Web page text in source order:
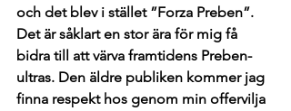
och det blev i stället ”Forza Preben”.
Det är såklart en stor ära för mig få
bidra till att värva framtidens Preben-
ultras. Den äldre publiken kommer jag
finna respekt hos genom min offervilja